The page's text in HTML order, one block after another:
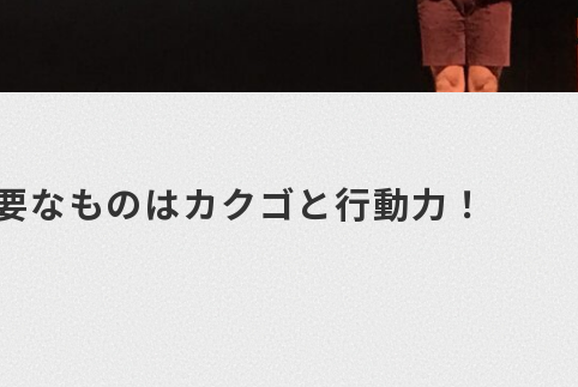
なものはカクゴと行動力！